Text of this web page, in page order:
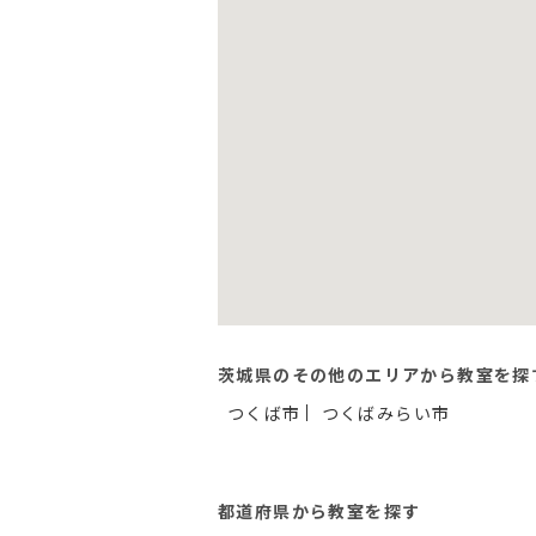
茨城県のその他のエリアから教室を探
つくば市
つくばみらい市
都道府県から教室を探す